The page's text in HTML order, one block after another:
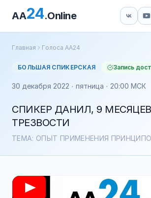
AA24.Online
Главная Голоса АА24
БОЛЬШАЯ СПИКЕРСКАЯ Запись
30 декабря 2022 · пятница · 20:00 МСК
СПИКЕР ДАНИЛ, 9 МЕСЯЦЕВ
ТРЕЗВОСТИ
ТЕМА: ОПЫТ ПРИМЕНЕНИЯ